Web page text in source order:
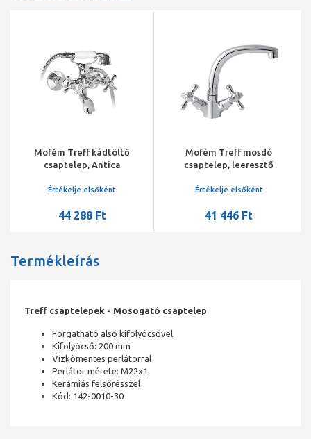
Mofém Treff kádtöltő
csaptelep, Antica
Értékelje elsőként
44 288 Ft
Mofém Treff mosdó
csaptelep, leeresztő
perlátorral, magasított
Értékelje elsőként
41 446 Ft
Termékleírás
Treff csaptelepek - Mosogató csaptelep
Forgatható alsó kifolyócsővel
Kifolyócső: 200 mm
Vízkőmentes perlátorral
Perlátor mérete: M22x1
Kerámiás felsőrésszel
Kód: 142-0010-30